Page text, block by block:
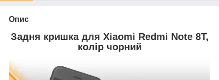
Опис
Задня кришка для Xiaomi Redmi Note 8T,
колір чорний